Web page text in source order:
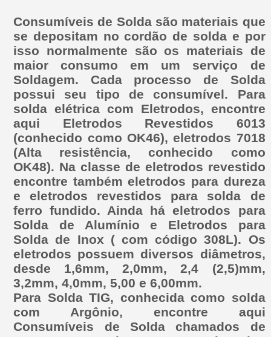
Consumíveis de Solda são materiais que
se depositam no cordão de solda e por
isso normalmente são os materiais de
maior consumo em um serviço de
Soldagem. Cada processo de Solda
possui seu tipo de consumível. Para
solda elétrica com Eletrodos, encontre
aqui Eletrodos Revestidos 6013
(conhecido como OK46), eletrodos 7018
(Alta resistência, conhecido como
OK48). Na classe de eletrodos revestido
encontre também eletrodos para dureza
e eletrodos revestidos para solda de
ferro fundido. Ainda há eletrodos para
Solda de Alumínio e Eletrodos para
Solda de Inox ( com código 308L). Os
eletrodos possuem diversos diâmetros,
desde 1,6mm, 2,0mm, 2,4 (2,5)mm,
3,2mm, 4,0mm, 5,00 e 6,00mm.
Para Solda TIG, conhecida como solda
com Argônio, encontre aqui
Consumíveis de Solda chamados de